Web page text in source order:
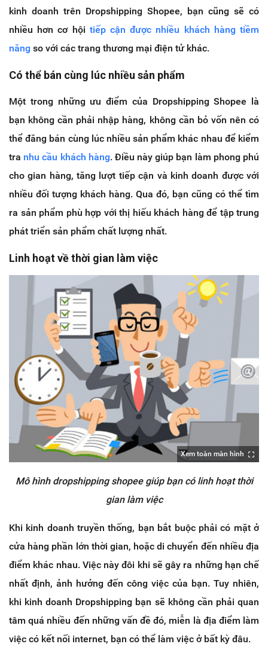
kinh doanh trên Dropshipping Shopee, bạn cũng sẽ có
nhiều hơn cơ hội tiếp cận được nhiều khách hàng tiềm
năng so với các trang thương mại điện tử khác.
Có thể bán cùng lúc nhiều sản phẩm
Một trong những ưu điểm của Dropshipping Shopee là
bạn không cần phải nhập hàng, không cần bỏ vốn nên có
thể đăng bán cùng lúc nhiều sản phẩm khác nhau để kiểm
tra nhu cầu khách hàng. Điều này giúp bạn làm phong phú
cho gian hàng, tăng lượt tiếp cận và kinh doanh được với
nhiều đối tượng khách hàng. Qua đó, bạn cũng có thể tìm
ra sản phẩm phù hợp với thị hiếu khách hàng để tập trung
phát triển sản phẩm chất lượng nhất.
Linh hoạt về thời gian làm việc
Xem toàn màn hình
Mô hình dropshipping shopee giúp bạn có linh hoạt thời
gian làm việc
Khi kinh doanh truyền thống, bạn bắt buộc phải có mặt ở
cửa hàng phần lớn thời gian, hoặc di chuyển đến nhiều địa
điểm khác nhau. Việc này đôi khi sẽ gây ra những hạn chế
nhất định, ảnh hưởng đến công việc của bạn. Tuy nhiên,
khi kinh doanh Dropshipping bạn sẽ không cần phải quan
tâm quá nhiều đến những vấn đề đó, miễn là địa điểm làm
việc có kết nối internet, bạn có thể làm việc ở bất kỳ đâu.